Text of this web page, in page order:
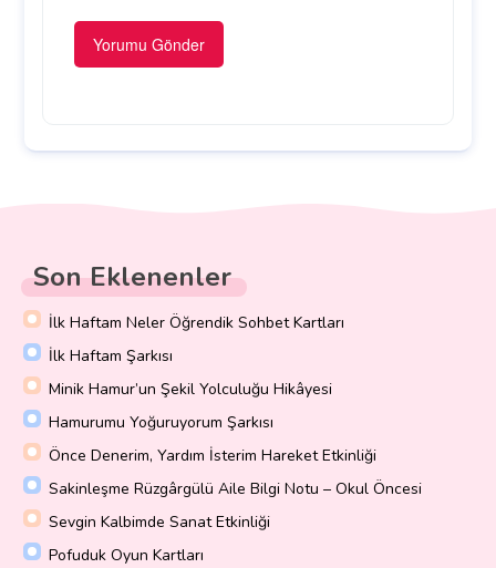
Son Eklenenler
İlk Haftam Neler Öğrendik Sohbet Kartları
İlk Haftam Şarkısı
Minik Hamur’un Şekil Yolculuğu Hikâyesi
Hamurumu Yoğuruyorum Şarkısı
Önce Denerim, Yardım İsterim Hareket Etkinliği
Sakinleşme Rüzgârgülü Aile Bilgi Notu – Okul Öncesi
Sevgin Kalbimde Sanat Etkinliği
Pofuduk Oyun Kartları